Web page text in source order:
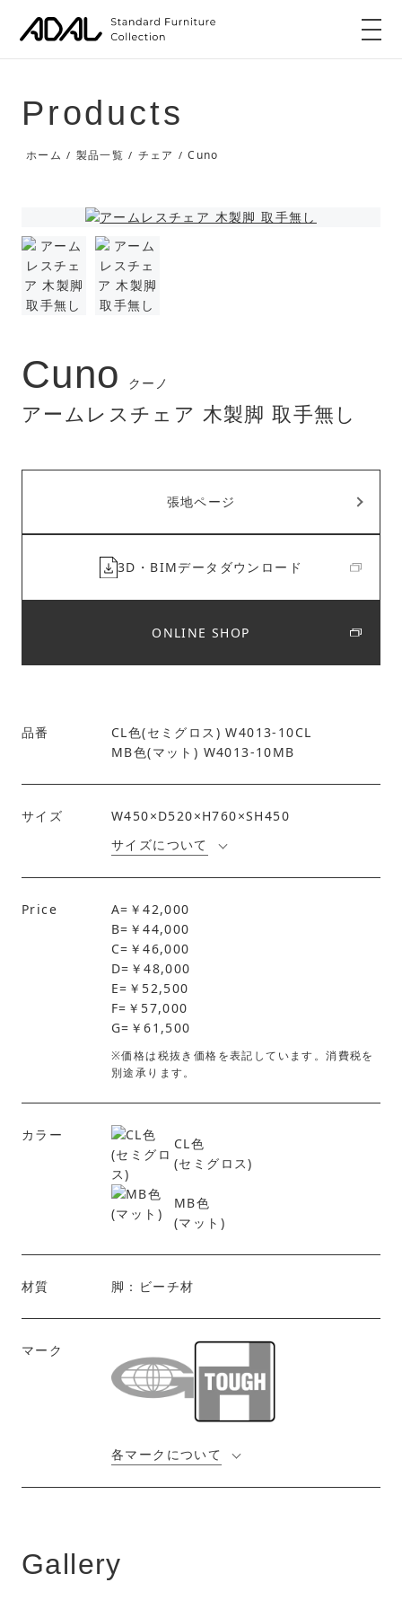
Products
ホーム / 製品一覧 / チェア / Cuno
Cuno クーノ
アームレスチェア 木製脚 取手無し
張地ページ
3D・BIMデータダウンロード
ONLINE SHOP
品番
CL色(セミグロス) W4013-10CL
MB色(マット) W4013-10MB
サイズ
W450×D520×H760×SH450
サイズについて
Price
A=￥42,000
B=￥44,000
C=￥46,000
D=￥48,000
E=￥52,500
F=￥57,000
G=￥61,500
※価格は税抜き価格を表記しています。消費税を
別途承ります。
カラー
CL色
(セミグロス)
MB色
(マット)
材質 脚：ビーチ材
マーク
各マークについて
Gallery